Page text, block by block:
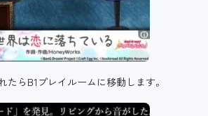
たらB1プレイルームに移動します。